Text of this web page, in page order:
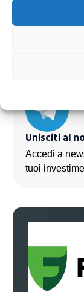
Azioni
Unisciti al
Accedi a
tuoi